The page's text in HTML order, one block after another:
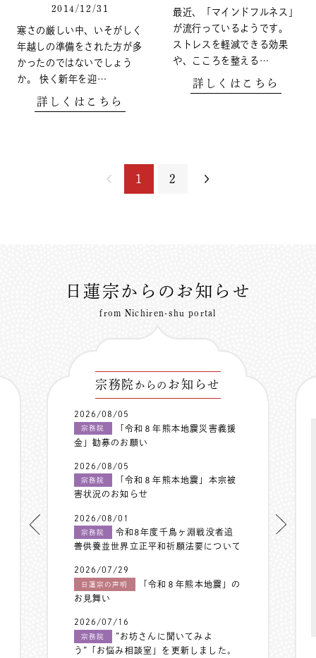
2014/12/31
寒さの厳しい中、いそがしく
年越しの準備をされた方が多
かったのではないでしょう
か。 快く新年を迎…
詳しくはこちら
最近、「マインドフルネス」
が流行っているようです。
ストレスを軽減できる効果
や、こころを整える…
詳しくはこちら
1 2
日蓮宗からのお知らせ
from Nichiren-shu portal
宗務院 からの お知らせ
2026/08/05
宗務院
「令和８年熊本地震災害義援
金」勧募のお願い
2026/08/05
宗務院
「令和８年熊本地震」本宗被
害状況のお知らせ
2026/08/01
宗務院
令和8年度千鳥ヶ淵戦没者追
善供養並世界立正平和祈願法要について
2026/07/29
日蓮宗の声明
「令和８年熊本地震」の
お見舞い
2026/07/16
宗務院
”お坊さんに聞いてみよ
う”「お悩み相談室」を更新しました。